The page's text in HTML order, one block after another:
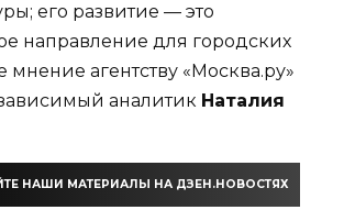
его развитие — это
направление для городских
мнение агентству «Москва.ру»
аналитик Наталия
НАШИ МАТЕРИАЛЫ НА ДЗЕН.НОВОСТЯХ